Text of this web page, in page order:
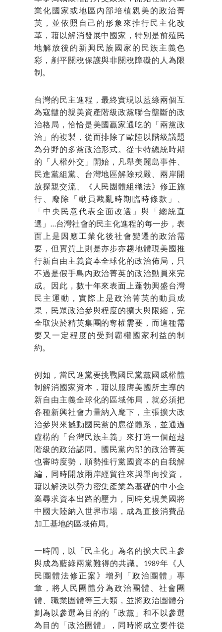
業化國家或地區內部培植親美的政治菁
英，並依照自己的形象來推行民主化改
革，藉以解消發展中國家，特別是前殖民
地解放後的新興民族國家的民族主義色
彩，剷平關稅保護與非關稅障礙的人為限
制。
台灣的民主進程，最終實現以藍綠兩個互
為寇讎的親美資產階級政黨聯合壟斷的政
治格局，恰恰是美國贏家通吃的「兩黨政
治」的複製，從而排除了歐陸以階級議題
為分野的多黨政治形式。從卡特總統時期
的「人權外交」開始，凡舉美麗島事件、
民進黨組黨、台灣地區解除戒嚴、兩岸開
放探親交流、《人民團體組織法》修正施
行、廢除「動員戡亂時期臨時條款」、
「中央民意代表全面改選」與「總統直
選」…台灣社會的民主化進程的每一步，表
面上是因應工業化後社會變遷的政治需
要，但實質上則是亦步亦趨地體現美國推
行新自由主義資本全球化的政治佈局，只
不過是假手島內政治菁英的政治動員來完
成。因此，數十年來表面上蓬勃興盛台灣
民主運動，實際上是政治菁英的動員成
果，民眾政治參與程度的擴大與限縮，完
全取決於精英集團的奪權需要，而這種需
要又一定程度的受到霸權國家利益的制
約。
例如，當民進黨要挑戰國民黨黨國威權體
制解消國家資本，藉以服膺美國所主導的
新自由主義全球化的區域佈局，就必須把
各種新興社會力量納入麾下，主張擴大政
治參與來撼動國民黨的扈從體系，並通過
虛構的「台灣民族主義」來打造一個超越
階級的政治認同。國民黨內部的政治菁英
也審時度勢，順勢推行黨國資本的自我解
編，同時開放兩岸經貿往來與單向投資，
藉以解決以勞力密集產業為基礎的中小企
業尋求資本出路的壓力，同時兌現美國將
中國大陸納入世界市場，成為直接消費品
加工基地的區域佈局。
一時間，以「民主化」為名的擴大民主參
與成為藍綠兩黨難得的共識。1989年《人
民團體法修正案》增列「政治團體」專
章，將人民團體分為政治團體、社會團
體、職業團體等三大類，並將政治團體分
劃為以參選為目的的「政黨」和不以參選
為目的「政治團體」，同時將成立要件從